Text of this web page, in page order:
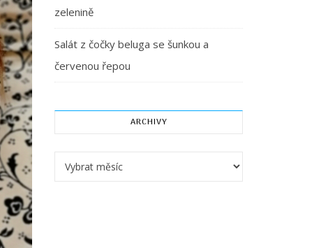
zelenině
Salát z čočky beluga se šunkou a
červenou řepou
ARCHIVY